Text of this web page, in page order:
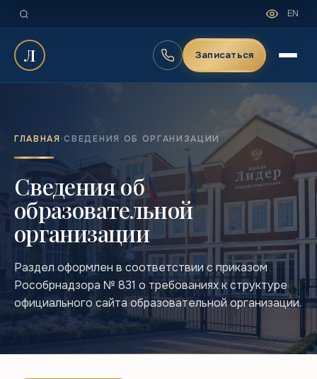
EN
Л Записаться
ГЛАВНАЯ·СВЕДЕНИЯ ОБ ОРГАНИЗАЦИИ
Сведения об
образовательной
организации
Раздел оформлен в соответствии с приказом
Рособрнадзора № 831 о требованиях к структуре
официального сайта образовательной организации.